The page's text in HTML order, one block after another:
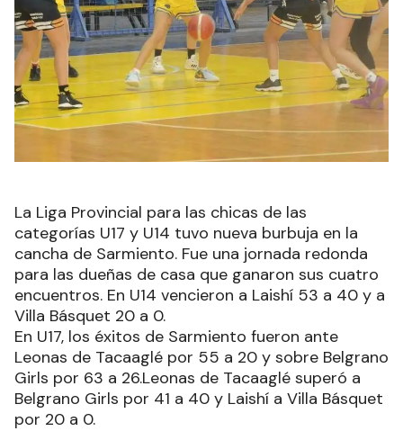
La Liga Provincial para las chicas de las
categorías U17 y U14 tuvo nueva burbuja en la
cancha de Sarmiento. Fue una jornada redonda
para las dueñas de casa que ganaron sus cuatro
encuentros. En U14 vencieron a Laishí 53 a 40 y a
Villa Básquet 20 a 0.
En U17, los éxitos de Sarmiento fueron ante
Leonas de Tacaaglé por 55 a 20 y sobre Belgrano
Girls por 63 a 26.Leonas de Tacaaglé superó a
Belgrano Girls por 41 a 40 y Laishí a Villa Básquet
por 20 a 0.